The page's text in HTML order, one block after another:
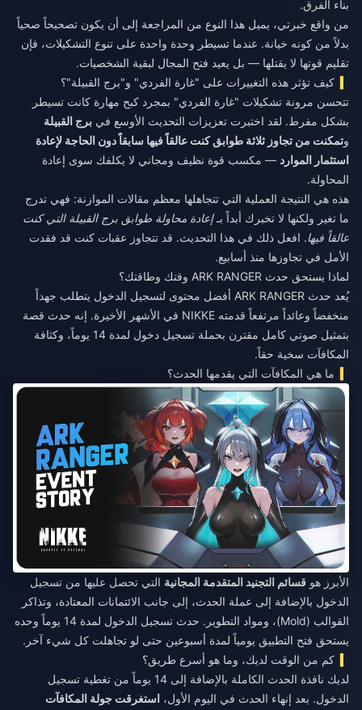
بناء الفرق.
من واقع خبرتي، يميل هذا النوع من المراجعة إلى أن يكون تصحيحاً صحياً
بدلاً من كونه خيانة. عندما تسيطر وحدة واحدة على تنوع التشكيلات، فإن
تقليم قوتها لا يقتلها — بل يعيد فتح المجال لبقية الشخصيات.
كيف تؤثر هذه التغييرات على "غارة الفردي" و"برج القبيلة"؟
تتحسن مرونة تشكيلات "غارة الفردي" بمجرد كبح مهارة كانت تسيطر
بشكل مفرط. لقد اختبرت تعزيزات التحديث الأوسع في برج القبيلة
وتمكنت من تجاوز ثلاثة طوابق كنت عالقاً فيها سابقاً دون الحاجة لإعادة
استثمار الموارد — مكسب قوة نظيف ومجاني لا يكلفك سوى إعادة
المحاولة.
هذه هي النتيجة العملية التي تتجاهلها معظم مقالات الموازنة: فهي تدرج
ما تغير ولكنها لا تخبرك أبداً بـإعادة محاولة طوابق برج القبيلة التي كنت
عالقاً فيها. افعل ذلك في هذا التحديث. قد تتجاوز عقبات كنت قد فقدت
الأمل في تجاوزها منذ أسابيع.
لماذا يستحق حدث ARK RANGER وقتك وطاقتك؟
يُعد حدث ARK RANGER أفضل محتوى لتسجيل الدخول يتطلب جهداً
منخفضاً وعائداً مرتفعاً قدمته NIKKE في الأشهر الأخيرة. إنه حدث قصة
بتمثيل صوتي كامل مقترن بحملة تسجيل دخول لمدة 14 يوماً، وكثافة
المكافآت سخية حقاً.
ما هي المكافآت التي يقدمها الحدث؟
الأبرز هو قسائم التجنيد المتقدمة المجانية التي تحصل عليها من تسجيل
الدخول بالإضافة إلى عملة الحدث، إلى جانب الائتمانات المعتادة، وتذاكر
القوالب (Mold)، ومواد التطوير. حدث تسجيل الدخول لمدة 14 يوماً وحده
يستحق فتح التطبيق يومياً لمدة أسبوعين حتى لو تجاهلت كل شيء آخر.
كم من الوقت لديك، وما هو أسرع طريق؟
لديك نافذة الحدث الكاملة بالإضافة إلى 14 يوماً من تغطية تسجيل
الدخول. بعد إنهاء الحدث في اليوم الأول، استغرقت جولة المكافآت